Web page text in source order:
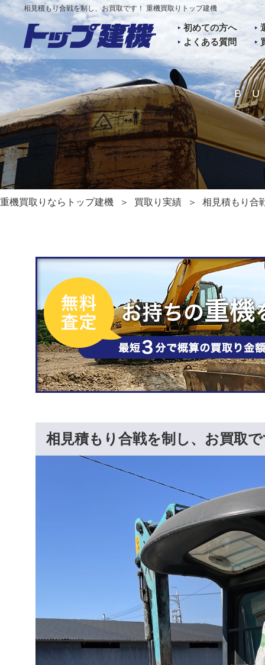
相見積もり合戦を制し、お買取です！ 重機買取りトップ建機
初めての方へ
よくある質問
重機買取りならトップ建機 買取り実績 相見積もり合
相見積もり合戦を制し、お買取